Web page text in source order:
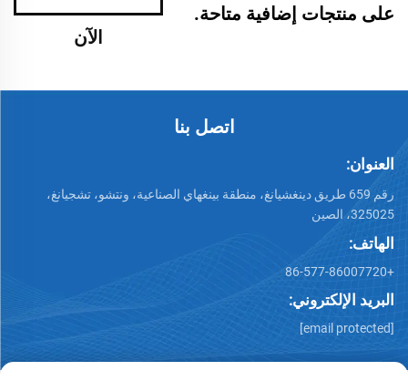
على منتجات إضافية متاحة.
الآن
اتصل بنا
العنوان:
رقم 659 طريق دينغشيانغ، منطقة بينغهاي الصناعية، ونتشو، تشجيانغ،
325025، الصين
الهاتف:
+86-577-86007720
البريد الإلكتروني:
[email protected]